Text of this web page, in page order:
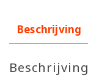
Beschrijving
Beschrijving